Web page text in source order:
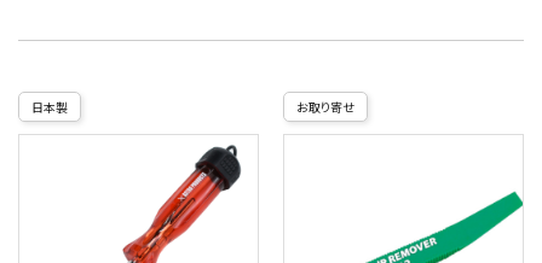
日本製 お取り寄せ